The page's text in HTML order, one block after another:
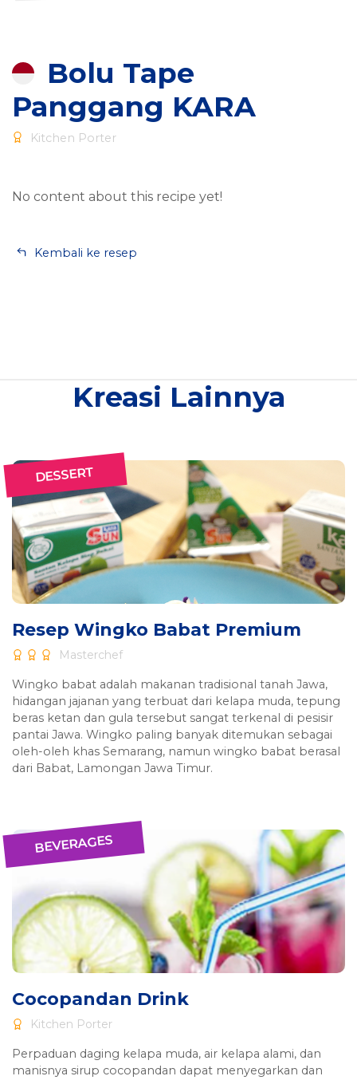
Bolu Tape
Panggang KARA
Kitchen Porter
No content about this recipe yet!
Kembali ke resep
Kreasi Lainnya
Resep Wingko Babat Premium
Masterchef
Wingko babat adalah makanan tradisional tanah Jawa,
hidangan jajanan yang terbuat dari kelapa muda, tepung
beras ketan dan gula tersebut sangat terkenal di pesisir
pantai Jawa. Wingko paling banyak ditemukan sebagai
oleh-oleh khas Semarang, namun wingko babat berasal
dari Babat, Lamongan Jawa Timur.
DESSERT
Cocopandan Drink
Kitchen Porter
Perpaduan daging kelapa muda, air kelapa alami, dan
manisnya sirup cocopandan dapat menyegarkan dan
BEVERAGES